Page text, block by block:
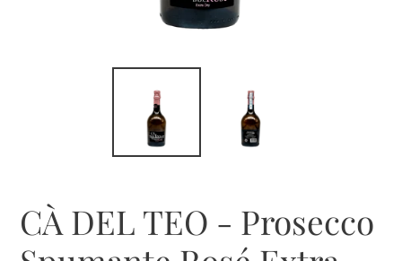
CÀ DEL TEO - Prosecco